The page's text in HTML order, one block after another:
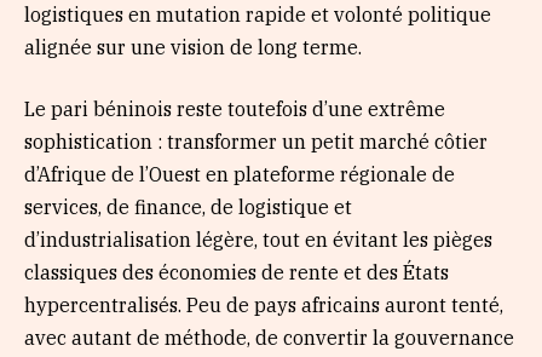
logistiques en mutation rapide et volonté politique
alignée sur une vision de long terme.
Le pari béninois reste toutefois d’une extrême
sophistication : transformer un petit marché côtier
d’Afrique de l’Ouest en plateforme régionale de
services, de finance, de logistique et
d’industrialisation légère, tout en évitant les pièges
classiques des économies de rente et des États
hypercentralisés. Peu de pays africains auront tenté,
avec autant de méthode, de convertir la gouvernance